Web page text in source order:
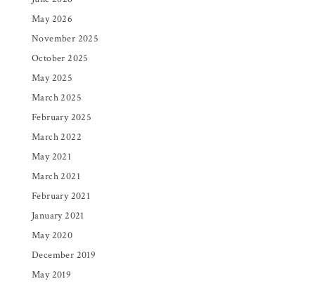
May 2026
November 2025
October 2025
May 2025
March 2025
February 2025
March 2022
May 2021
March 2021
February 2021
January 2021
May 2020
December 2019
May 2019